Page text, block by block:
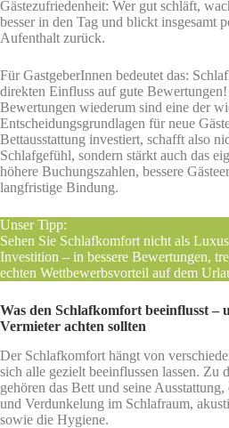
Gästezufriedenheit: Wer gut schläft,
besser in den Tag und blickt insgesamt
Aufenthalt zurück.
Für GastgeberInnen bedeutet das:
direkten Einfluss auf gute
Bewertungen wiederum sind eine der
Entscheidungsgrundlagen für neue
Bettausstattung investiert, schafft also
Schlafgefühl, sondern stärkt auch das
höhere Buchungszahlen, bessere
langfristige Bindung.
Unser Tipp:
Sehen Sie Schlafkomfort nicht als
Investition – in bessere Bewertungen,
echten Wettbewerbsvorteil auf dem
Was den Schlafkomfort beeinflusst –
Vermieter achten sollten
Der Schlafkomfort hängt von
sich alle gezielt beeinflussen lassen. Zu
gehören das Bett und seine
und Verdunkelung im Schlafraum,
sowie die Hygiene.